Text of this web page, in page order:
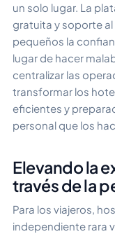
un solo lugar. La
gratuita y soporte
pequeños la
lugar de hacer
centralizar las
transformar los
eficientes y
personal que los
Elevando la
través de la
Para los viajeros,
independiente rara